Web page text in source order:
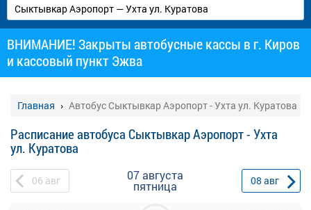
ВНИМАНИЕ! Закрыты автобусные кассы в г. Киров
и кассовый пункт Эжва
Главная Автобус Сыктывкар Аэропорт - Ухта ул. Куратова
Расписание автобуса Сыктывкар Аэропорт - Ухта
ул. Куратова
06 авг 07 августа
пятница 08 авг